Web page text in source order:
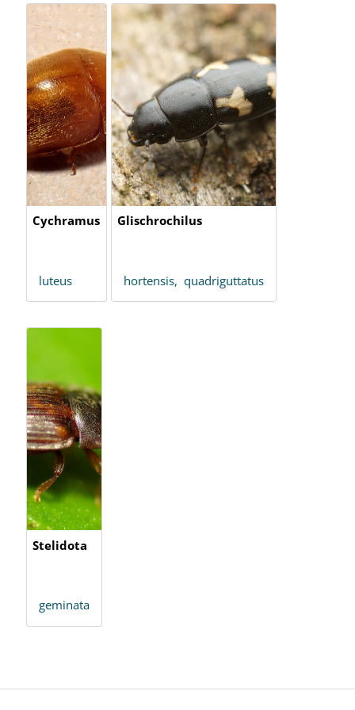
Cychramus
luteus
Glischrochilus
hortensis, quadriguttatus
Stelidota
geminata